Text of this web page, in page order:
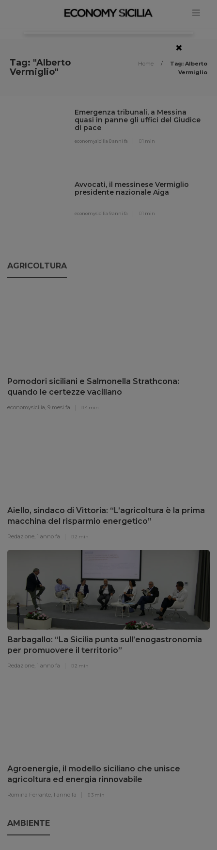
Tag: "Alberto
Vermiglio"
Home /
Tag: Alberto
Vermiglio
Emergenza tribunali, a Messina
quasi in panne gli uffici del Giudice
di pace
economysicilia8 anni fa 1 min
Avvocati, il messinese Vermiglio
presidente nazionale Aiga
economysicilia9 anni fa 1 min
AGRICOLTURA
Pomodori siciliani e Salmonella Strathcona:
quando le certezze vacillano
economysicilia, 9 mesi fa 4 min
Aiello, sindaco di Vittoria: “L’agricoltura è la prima
macchina del risparmio energetico”
Redazione, 1 anno fa 2 min
Barbagallo: “La Sicilia punta sull’enogastronomia
per promuovere il territorio”
Redazione, 1 anno fa 2 min
Agroenergie, il modello siciliano che unisce
agricoltura ed energia rinnovabile
Romina Ferrante, 1 anno fa 3 min
AMBIENTE
×